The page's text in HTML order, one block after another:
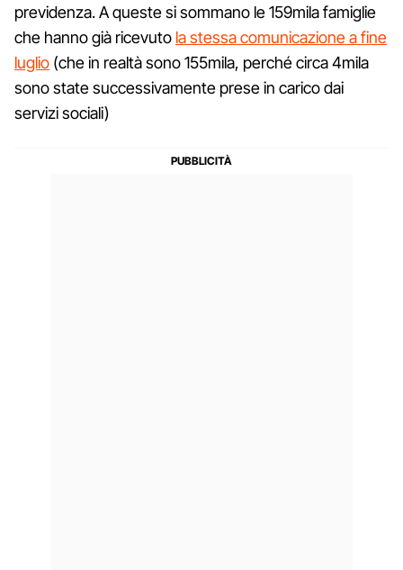
previdenza. A queste si sommano le 159mila famiglie
che hanno già ricevuto la stessa comunicazione a fine
luglio (che in realtà sono 155mila, perché circa 4mila
sono state successivamente prese in carico dai
servizi sociali)